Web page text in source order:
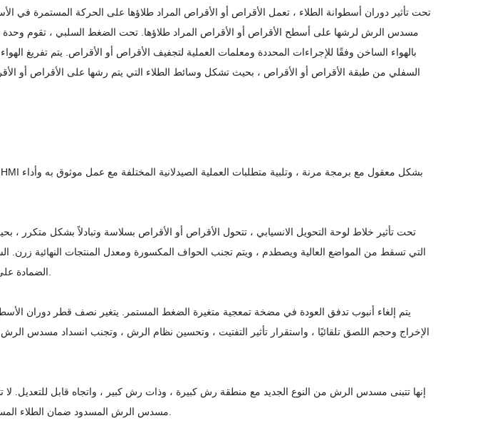
تحت تأثير دوران أسطوانة الطلاء ، تعمل الأقراص أو الأقراص المراد طلاؤها على الحركة المستمرة في
مسدس الرش لرشها على أسطح الأقراص أو الأقراص المراد طلاؤها. تحت الضغط السلبي ، تقوم وحدة
بالهواء الساخن وفقًا للإجراءات المحددة ومعلمات العملية لتجفيف الأقراص أو الأقراص. يتم تفريغ
السفلي من طبقة الأقراص أو الأقراص ، بحيث تشكل وسائط الطلاء التي يتم رشها على الأقراص أو
التي تسقط من المواضع العالية ويصطدم ، ويتم تجنب الحواف المكسورة ومعدل المنتجات النهائية زرن.
الإخراج وحجم اللصق تلقائيًا ، واستقرار تأثير التفتيت ، وتحسين نظام الرش ، وتجنب انسداد مسدس